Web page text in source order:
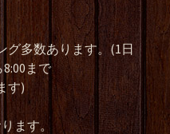
多数あります。(1日
まで
す)
ます。